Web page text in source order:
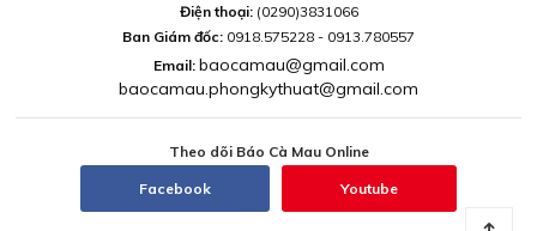
Điện thoại: (0290)3831066
Ban Giám đốc: 0918.575228 - 0913.780557
Email: baocamau@gmail.com
baocamau.phongkythuat@gmail.com
Theo dõi Báo Cà Mau Online
Facebook Youtube